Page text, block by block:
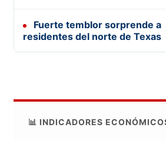
Fuerte temblor sorprende a
residentes del norte de Texas
📊 INDICADORES